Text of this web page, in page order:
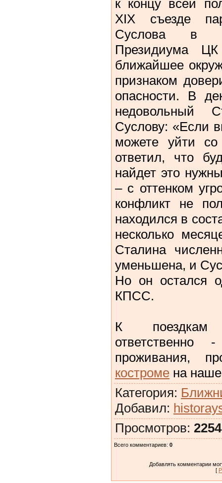
к концу всей
XIX съезде
Суслова в
Президиума
ближайшее
признаком
опасности. В
недовольный
Суслову: «Если
можете уйти со
ответил, что
найдет это
– с оттенком
конфликт не
находился в
несколько
Сталина
уменьшена, и
Но он остался
КПСС.
К поездкам
проживания,
костроме на
Категория:
Добавил:
Просмотров: 2254
Всего комментариев: 0
Добавлять комментарии
[